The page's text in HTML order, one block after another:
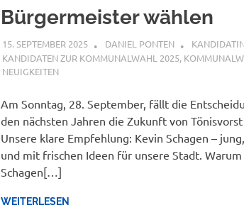
Bürgermeister wählen
15. SEPTEMBER 2025 DANIEL PONTEN
KANDIDATEN ZUR KOMMUNALWAHL 2025,
NEUIGKEITEN
Am Sonntag, 28. September, fällt die
den nächsten Jahren die Zukunft von
Unsere klare Empfehlung: Kevin Schagen –
und mit frischen Ideen für unsere Stadt. Warum
Schagen[…]
WEITERLESEN